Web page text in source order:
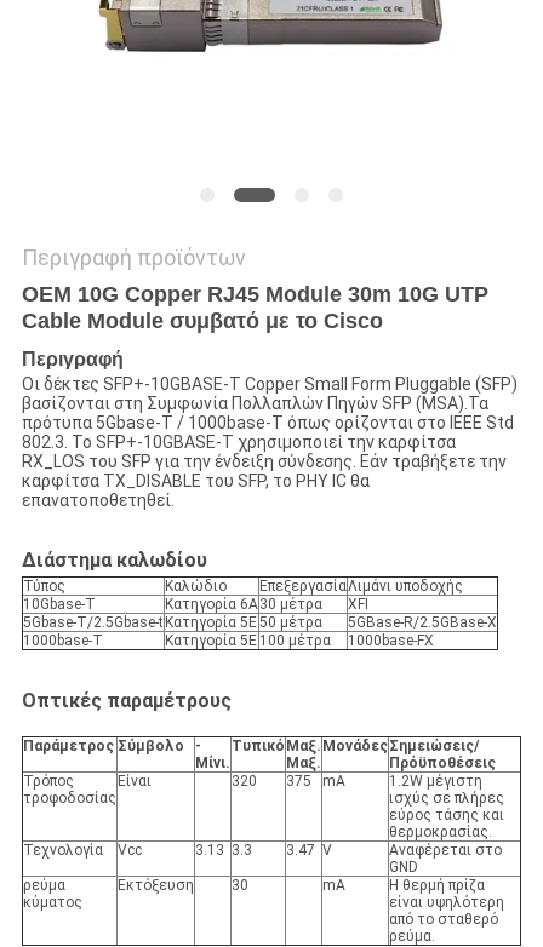
ΠΟΛΙΤΙΚΉ
ΑΠΟΡΡΉΤΟΥ
Περιγραφή προϊόντων
OEM 10G Copper RJ45 Module 30m 10G UTP
Cable Module συμβατό με το Cisco
Περιγραφή
Οι δέκτες SFP+-10GBASE-T Copper Small Form Pluggable (SFP)
βασίζονται στη Συμφωνία Πολλαπλών Πηγών SFP (MSA).Τα
πρότυπα 5Gbase-T / 1000base-T όπως ορίζονται στο IEEE Std
802.3. Το SFP+-10GBASE-T χρησιμοποιεί την καρφίτσα
RX_LOS του SFP για την ένδειξη σύνδεσης. Εάν τραβήξετε την
καρφίτσα TX_DISABLE του SFP, το PHY IC θα
επανατοποθετηθεί.
Διάστημα καλωδίου
Τύπος Καλώδιο ΕπεξεργασίαΛιμάνι υποδοχής
10Gbase-T
Κατηγορία 6A30 μέτρα
XFI
5Gbase-T/2.5Gbase-t Κατηγορία 5E50 μέτρα
5GBase-R/2.5GBase-X
1000base-T
Κατηγορία 5E 100 μέτρα 1000base-FX
Οπτικές παραμέτρους
Παράμετρος Σύμβολο
-
Μίνι.
Τυπικό Μαξ.
Μαξ.
ΜονάδεςΣημειώσεις/
Πρόϋποθέσεις
Τρόπος
τροφοδοσίας
Είναι 320 375 mA
1.2W μέγιστη
ισχύς σε πλήρες
εύρος τάσης και
θερμοκρασίας.
Τεχνολογία
Vcc 3.13 3.3 3.47 V
Αναφέρεται στο
GND
ρεύμα
κύματος
Εκτόξευση 30 mA
Η θερμή πρίζα
είναι υψηλότερη
από το σταθερό
ρεύμα.